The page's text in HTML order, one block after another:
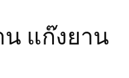
แก๊งยาน